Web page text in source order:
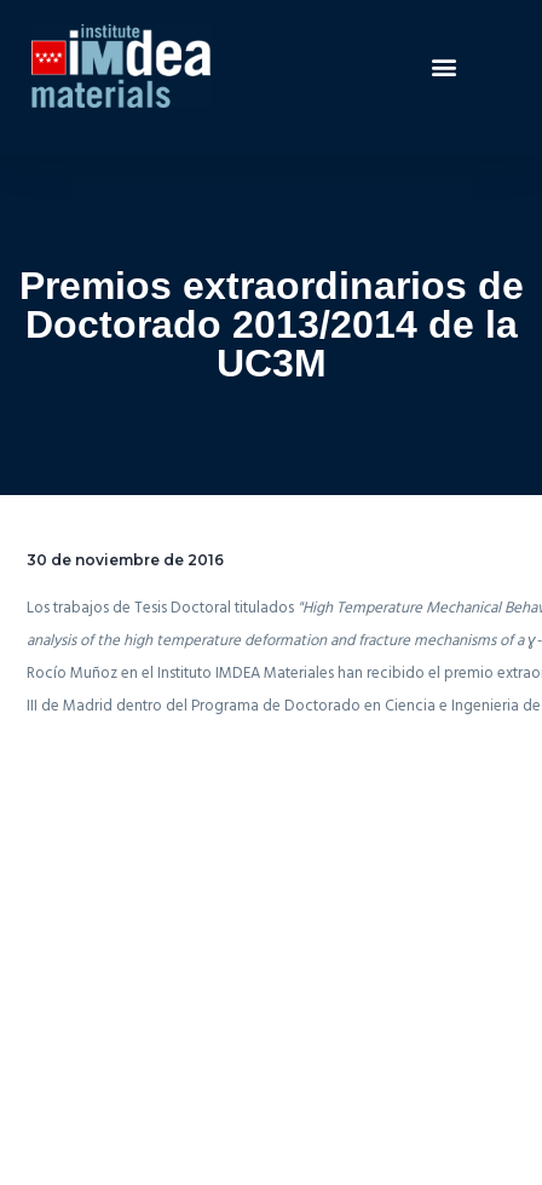
Premios extraordinarios de
Doctorado 2013/2014 de la
UC3M
30 de noviembre de 2016
Los trabajos de Tesis Doctoral titulados "High Temperature Mechanical
analysis of the high temperature deformation and fracture mechanisms of a
Rocío Muñoz en el Instituto IMDEA Materiales han recibido el premio
III de Madrid dentro del Programa de Doctorado en Ciencia e Ingenieria